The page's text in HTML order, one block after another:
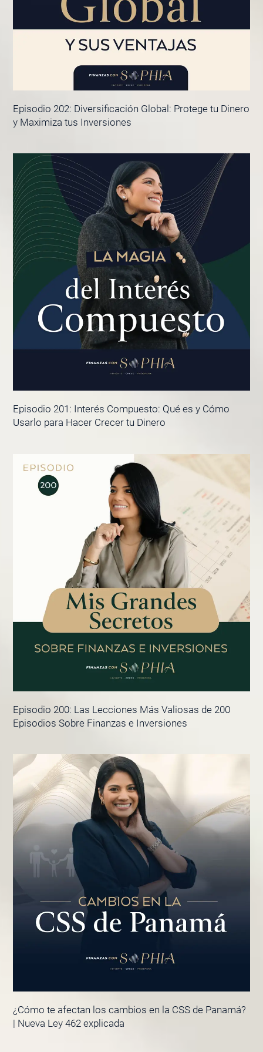
Episodio 202: Diversificación Global: Protege tu Dinero
y Maximiza tus Inversiones
Episodio 201: Interés Compuesto: Qué es y Cómo
Usarlo para Hacer Crecer tu Dinero
Episodio 200: Las Lecciones Más Valiosas de 200
Episodios Sobre Finanzas e Inversiones
¿Cómo te afectan los cambios en la CSS de Panamá?
| Nueva Ley 462 explicada